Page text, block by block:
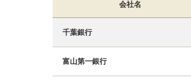
会社名
千葉銀行
富山第一銀行